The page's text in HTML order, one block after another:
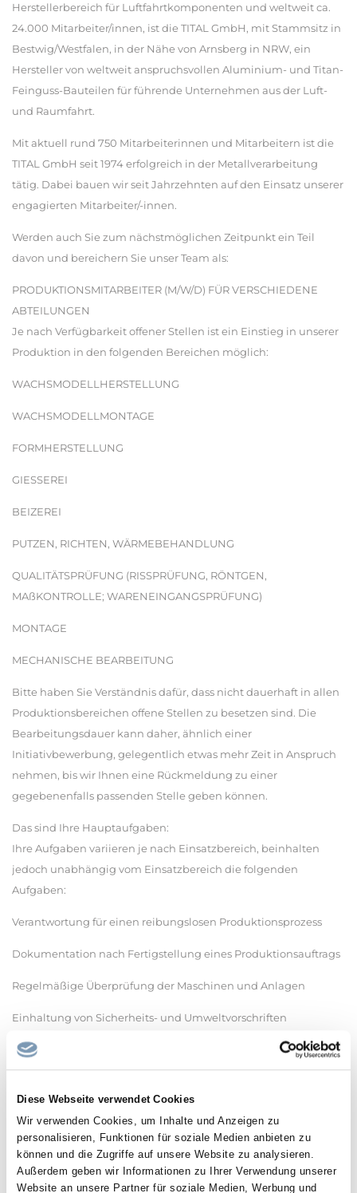
Diese Webseite verwendet Cookies
Wir verwenden Cookies, um Inhalte und Anzeigen zu
personalisieren, Funktionen für soziale Medien anbieten zu
können und die Zugriffe auf unsere Website zu analysieren.
Außerdem geben wir Informationen zu Ihrer Verwendung unserer
Website an unsere Partner für soziale Medien, Werbung und
Herstellerbereich für Luftfahrtkomponenten und weltweit ca.
24.000 Mitarbeiter/innen, ist die TITAL GmbH, mit Stammsitz in
Bestwig/Westfalen, in der Nähe von Arnsberg in NRW, ein
Hersteller von weltweit anspruchsvollen Aluminium- und Titan-
Feinguss-Bauteilen für führende Unternehmen aus der Luft-
und Raumfahrt.
Mit aktuell rund 750 Mitarbeiterinnen und Mitarbeitern ist die
TITAL GmbH seit 1974 erfolgreich in der Metallverarbeitung
tätig. Dabei bauen wir seit Jahrzehnten auf den Einsatz unserer
engagierten Mitarbeiter/-innen.
Werden auch Sie zum nächstmöglichen Zeitpunkt ein Teil
davon und bereichern Sie unser Team als:
PRODUKTIONSMITARBEITER (M/W/D) FÜR VERSCHIEDENE
ABTEILUNGEN
Je nach Verfügbarkeit offener Stellen ist ein Einstieg in unserer
Produktion in den folgenden Bereichen möglich:
WACHSMODELLHERSTELLUNG
WACHSMODELLMONTAGE
FORMHERSTELLUNG
GIESSEREI
BEIZEREI
PUTZEN, RICHTEN, WÄRMEBEHANDLUNG
QUALITÄTSPRÜFUNG (RISSPRÜFUNG, RÖNTGEN,
MAßKONTROLLE; WARENEINGANGSPRÜFUNG)
MONTAGE
MECHANISCHE BEARBEITUNG
Bitte haben Sie Verständnis dafür, dass nicht dauerhaft in allen
Produktionsbereichen offene Stellen zu besetzen sind. Die
Bearbeitungsdauer kann daher, ähnlich einer
Initiativbewerbung, gelegentlich etwas mehr Zeit in Anspruch
nehmen, bis wir Ihnen eine Rückmeldung zu einer
gegebenenfalls passenden Stelle geben können.
Das sind Ihre Hauptaufgaben:
Ihre Aufgaben variieren je nach Einsatzbereich, beinhalten
jedoch unabhängig vom Einsatzbereich die folgenden
Aufgaben:
Verantwortung für einen reibungslosen Produktionsprozess
Dokumentation nach Fertigstellung eines Produktionsauftrags
Regelmäßige Überprüfung der Maschinen und Anlagen
Einhaltung von Sicherheits- und Umweltvorschriften
Qualifikationen
Das bringen Sie mit:
Interesse an einer handwerklichen Tätigkeit und/oder Tätigkeit
als Maschinen- und Anlagenbediener (m/w/d) sowie Freude an
der Arbeit im Produktionsbereich